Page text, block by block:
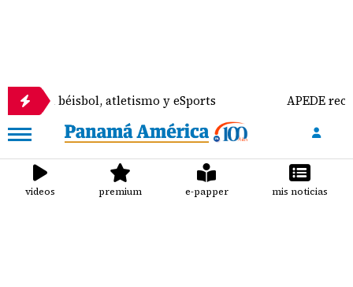
atletismo y eSports APEDE rechaza
videos premium e-papper mis noticias